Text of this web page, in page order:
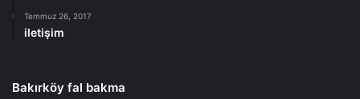
Temmuz 26, 2017
iletişim
Bakırköy fal bakma